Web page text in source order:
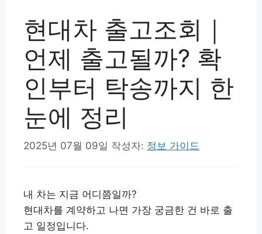
현대차 출고조회｜
언제 출고될까? 확
인부터 탁송까지 한
눈에 정리
2025년 07월 09일 작성자: 정보 가이드
내 차는 지금 어디쯤일까?
현대차를 계약하고 나면 가장 궁금한 건 바로 출
고 일정입니다.